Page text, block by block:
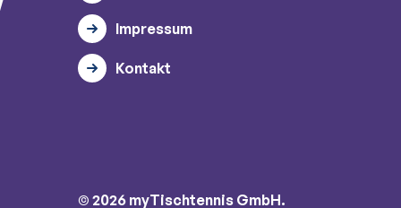
Impressum
Kontakt
© 2026 myTischtennis GmbH.